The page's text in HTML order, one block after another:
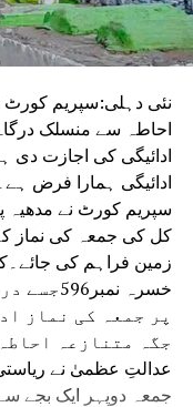
نئی دہلی:سپریم کورٹ
احاطہ سے منسلک
ادائیگی کی اجازت
ادائیگی ہمارا فرض
سپریم کورٹ نے
کل کی جمعہ کی نماز
زمین فراہم کی
خسرہ
پر جمعہ کی نماز
جگہ متنازعہ
عدالتِ عظمیٰ نے
جمعہ دوپہر ایک بجے